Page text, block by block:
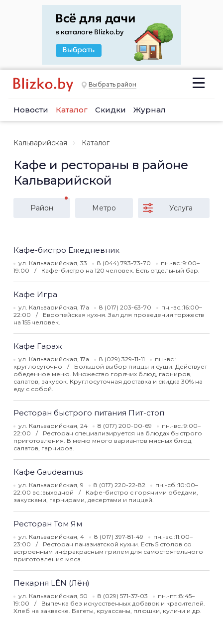
Выбрать район
Новости Каталог Скидки Журнал
Кальварийская Каталог
Кафе и рестораны в районе
Кальварийской
Район Метро Услуга
Кафе-бистро Ежедневник
ул. Кальварийская, 33 8 (044) 793-73-70
пн.-вс.:9:00–
19:00
Кафе-бистро на 120 человек. Есть отдельный бар.
Кафе Игра
ул. Кальварийская, 17а 8 (017) 203-63-70
пн.-вс.:16:00–
22:00
Европейская кухня. Зал для проведения торжеств
на 155 человек.
Кафе Гараж
ул. Кальварийская, 17а 8 (029) 329-11-11
пн.-вс.:
круглосуточно
Большой выбор пиццы и суши. Действует
обеденное меню. Множество горячих блюд, гарниров,
салатов, закусок. Круглосуточная доставка и скидка 30% на
еду с собой.
Ресторан быстрого питания Пит-стоп
ул. Кальварийская, 24 8 (017) 200-00-69
пн.-вс.:9:00–
22:00
Ресторан специализируется на блюдах быстрого
приготовления. В меню много вариантов мясных блюд,
салатов, гарниров.
Кафе Gaudeamus
ул. Кальварийская, 9 8 (017) 220-22-82
пн.-сб.:10:00–
22:00 вс.:выходной
Кафе-бистро с горячими обедами,
закусками, гарнирами, десертами и пиццей.
Ресторан Том Ям
ул. Кальварийская, 4 8 (017) 397-81-49
пн.-вс.:11:00–
23:00
Ресторан паназиатской кухни. Есть 5 столов со
встроенным инфракрасным грилем для самостоятельного
приготовления мяса.
Пекарня LЁN (Лён)
ул. Кальварийская, 50 8 (029) 571-37-03
пн.-пт.:8:45–
19:00
Выпечка без искусственных добавок и красителей.
Хлеб на закваске. Багеты, круассаны, плюшки, куличи и др.